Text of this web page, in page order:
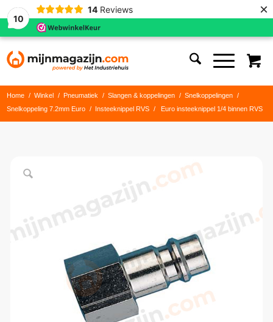
10
14 Reviews ×
Home / Winkel / Pneumatiek / Slangen & koppelingen / Snelkoppelingen
/
Snelkoppeling 7.2mm Euro
/ Insteeknippel RVS / Euro insteeknippel 1/4 binnen RVS